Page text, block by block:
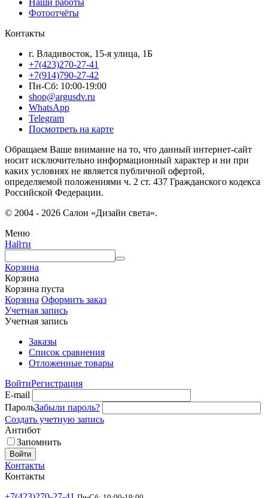
Наши работы
Фотоотчёты
Контакты
г. Владивосток, 15-я улица, 1Б
+7(423)270-27-41
+7(914)790-27-42
Пн-Сб: 10:00-19:00
shop@argusdv.ru
WhatsApp
Telegram
Посмотреть на карте
Обращаем Ваше внимание на то, что данный интернет-сайт
носит исключительно информационный характер и ни при
каких условиях не является публичной офертой,
определяемой положениями ч. 2 ст. 437 Гражданского кодекса
Российской Федерации.
© 2004 - 2026 Салон «Дизайн света».
Меню
Найти
Корзина
Корзина
Корзина пуста
Корзина Оформить заказ
Учетная запись
Учетная запись
Заказы
Список сравнения
Отложенные товары
ВойтиРегистрация
E-mail
ПарольЗабыли пароль?
Создать учетную запись
Антибот
Запомнить
Войти
Контакты
Контакты